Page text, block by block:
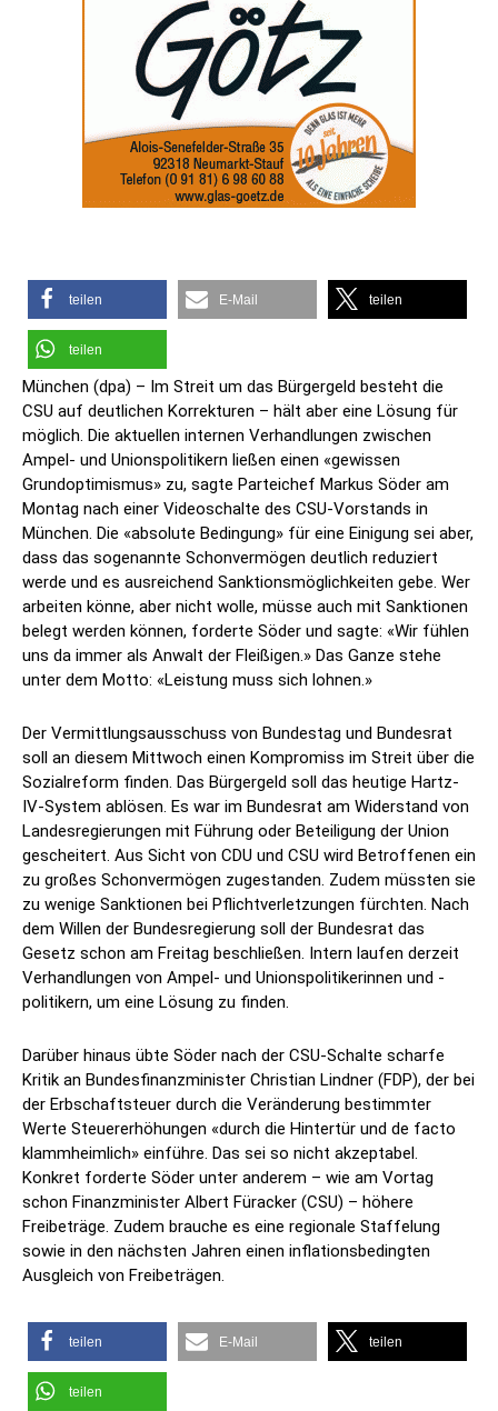
teilen E-Mail teilen
teilen
München (dpa) – Im Streit um das Bürgergeld besteht die
CSU auf deutlichen Korrekturen – hält aber eine Lösung für
möglich. Die aktuellen internen Verhandlungen zwischen
Ampel- und Unionspolitikern ließen einen «gewissen
Grundoptimismus» zu, sagte Parteichef Markus Söder am
Montag nach einer Videoschalte des CSU-Vorstands in
München. Die «absolute Bedingung» für eine Einigung sei aber,
dass das sogenannte Schonvermögen deutlich reduziert
werde und es ausreichend Sanktionsmöglichkeiten gebe. Wer
arbeiten könne, aber nicht wolle, müsse auch mit Sanktionen
belegt werden können, forderte Söder und sagte: «Wir fühlen
uns da immer als Anwalt der Fleißigen.» Das Ganze stehe
unter dem Motto: «Leistung muss sich lohnen.»
Der Vermittlungsausschuss von Bundestag und Bundesrat
soll an diesem Mittwoch einen Kompromiss im Streit über die
Sozialreform finden. Das Bürgergeld soll das heutige Hartz-
IV-System ablösen. Es war im Bundesrat am Widerstand von
Landesregierungen mit Führung oder Beteiligung der Union
gescheitert. Aus Sicht von CDU und CSU wird Betroffenen ein
zu großes Schonvermögen zugestanden. Zudem müssten sie
zu wenige Sanktionen bei Pflichtverletzungen fürchten. Nach
dem Willen der Bundesregierung soll der Bundesrat das
Gesetz schon am Freitag beschließen. Intern laufen derzeit
Verhandlungen von Ampel- und Unionspolitikerinnen und -
politikern, um eine Lösung zu finden.
Darüber hinaus übte Söder nach der CSU-Schalte scharfe
Kritik an Bundesfinanzminister Christian Lindner (FDP), der bei
der Erbschaftsteuer durch die Veränderung bestimmter
Werte Steuererhöhungen «durch die Hintertür und de facto
klammheimlich» einführe. Das sei so nicht akzeptabel.
Konkret forderte Söder unter anderem – wie am Vortag
schon Finanzminister Albert Füracker (CSU) – höhere
Freibeträge. Zudem brauche es eine regionale Staffelung
sowie in den nächsten Jahren einen inflationsbedingten
Ausgleich von Freibeträgen.
teilen E-Mail teilen
teilen